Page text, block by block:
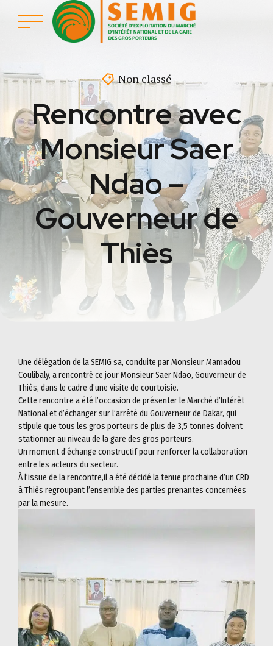
Non classé
Rencontre avec
Monsieur Saer
Ndao –
Gouverneur de
Thiès
Une délégation de la SEMIG sa, conduite par Monsieur Mamadou
Coulibaly, a rencontré ce jour Monsieur Saer Ndao, Gouverneur de
Thiès, dans le cadre d’une visite de courtoisie.
Cette rencontre a été l’occasion de présenter le Marché d’Intérêt
National et d’échanger sur l’arrêté du Gouverneur de Dakar, qui
stipule que tous les gros porteurs de plus de 3,5 tonnes doivent
stationner au niveau de la gare des gros porteurs.
Un moment d’échange constructif pour renforcer la collaboration
entre les acteurs du secteur.
À l’issue de la rencontre,il a été décidé la tenue prochaine d’un CRD
à Thiès regroupant l’ensemble des parties prenantes concernées
par la mesure.